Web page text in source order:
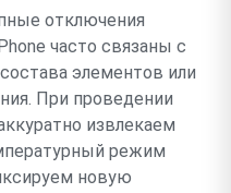
отключения
часто связаны с
элементов или
При проведении
извлекаем
режим
новую